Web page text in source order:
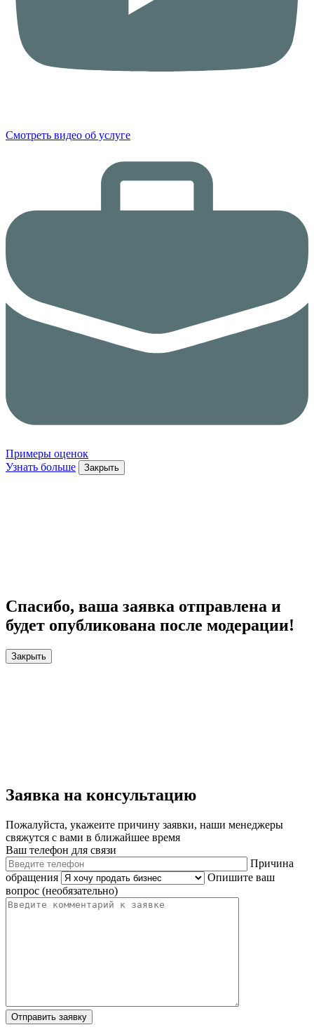
Смотреть видео об услуге
Примеры оценок
Узнать больше
Закрыть
Спасибо, ваша заявка отправлена и
будет опубликована после модерации!
Закрыть
Заявка на консультацию
Пожалуйста, укажеите причину заявки, наши менеджеры
свяжутся с вами в ближайшее время
Ваш телефон для связи
Причина
обращения
Опишите ваш
вопрос (необязательно)
Отправить заявку